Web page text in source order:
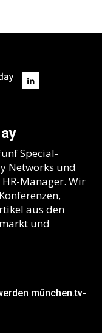
Special-
Networks und
Manager. Wir
aus den
und
münchen.tv-